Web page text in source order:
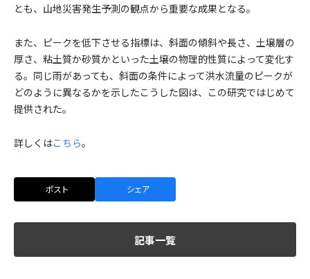
とも、山地災害発生予測の観点から重要な成果となる。
また、ピークを低下させる指標は、斜面の傾斜や長さ、土壌層の
厚さ、粘土質か砂質かといった土壌の物理的性質によって変化す
る。同じ雨があっても、斜面の条件によって洪水流量のピークが
どのように異なるかを示したこうした図は、この研究ではじめて
提供された。
詳しくはこちら。
ポスト シェア
記事一覧